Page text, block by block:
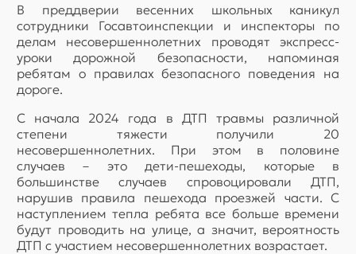
В преддверии весенних школьных каникул
сотрудники Госавтоинспекции и инспекторы по
делам несовершеннолетних проводят экспресс-
уроки дорожной безопасности, напоминая
ребятам о правилах безопасного поведения на
дороге.
C начала 2024 года в ДТП травмы различной
степени тяжести получили 20
несовершеннолетних. При этом в половине
случаев – это дети-пешеходы, которые в
большинстве случаев спровоцировали ДТП,
нарушив правила пешехода проезжей части. С
наступлением тепла ребята все больше времени
будут проводить на улице, а значит, вероятность
ДТП с участием несовершеннолетних возрастает.